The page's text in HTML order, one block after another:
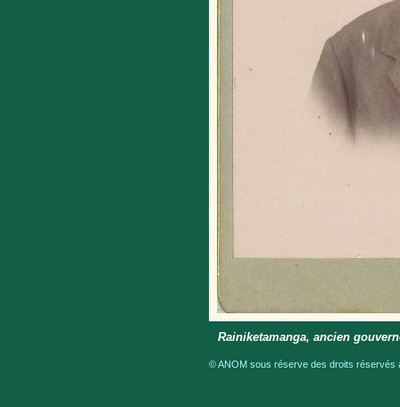
Rainiketamanga, ancien
© ANOM sous réserve des droits réservés